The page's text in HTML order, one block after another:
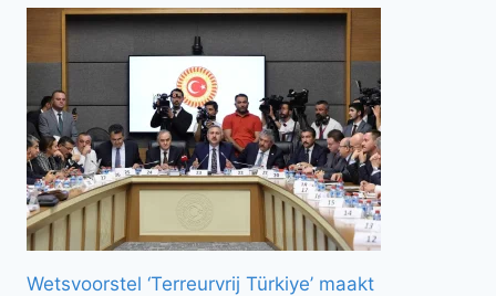
Wetsvoorstel ‘Terreurvrij Türkiye’ maakt